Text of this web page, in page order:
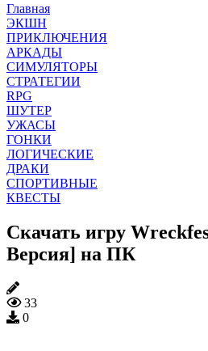
Главная
ЭКШН
ПРИКЛЮЧЕНИЯ
АРКАДЫ
СИМУЛЯТОРЫ
СТРАТЕГИИ
RPG
ШУТЕР
УЖАСЫ
ГОНКИ
ЛОГИЧЕСКИЕ
ДРАКИ
СПОРТИВНЫЕ
КВЕСТЫ
Скачать игру
Версия] на ПК
33
0